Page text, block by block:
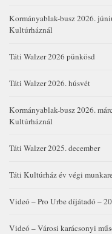
Kormányablak-busz 2026.
Kultúrháznál
Táti Walzer 2026 pünkösd
Táti Walzer 2026. húsvét
Kormányablak-busz 2026.
Kultúrháznál
Táti Walzer 2025. december
Táti Kultúrház év végi
Videó – Pro Urbe díjátadó –
Videó – Városi karácsonyi